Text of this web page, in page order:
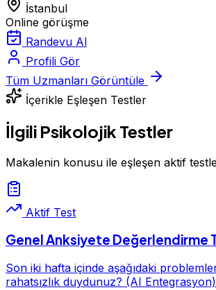
İstanbul
Online görüşme
Randevu Al
Profili Gör
Tüm Uzmanları Görüntüle
İçerikle Eşleşen Testler
İlgili Psikolojik Testler
Makalenin konusu ile eşleşen aktif
Aktif Test
Genel Anksiyete Değerlendirme
Son iki hafta içinde aşağıdaki
rahatsızlık duydunuz? (AI Entegrasyon)